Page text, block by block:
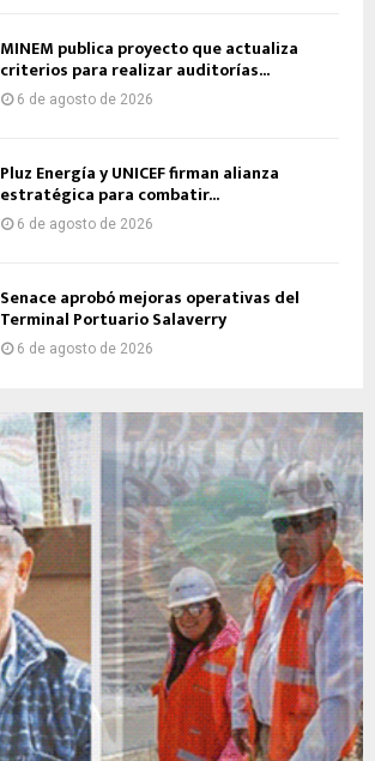
MINEM publica proyecto que actualiza
criterios para realizar auditorías...
6 de agosto de 2026
Pluz Energía y UNICEF firman alianza
estratégica para combatir...
6 de agosto de 2026
Senace aprobó mejoras operativas del
Terminal Portuario Salaverry
6 de agosto de 2026